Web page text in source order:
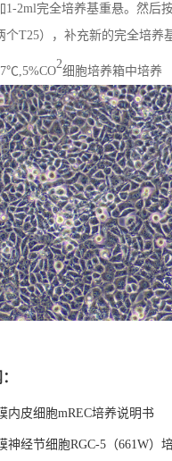
1-2ml完全培养基重悬。然后
个T25），补充新的完全培养
2
细胞培养箱中培养
内皮细胞mREC培养说明书
神经节细胞RGC-5（661W）